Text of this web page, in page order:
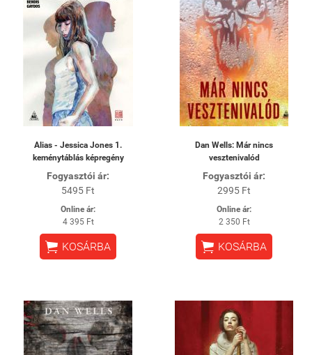
Alias - Jessica Jones 1.
keménytáblás képregény
Fogyasztói ár:
5495 Ft
Online ár:
4 395 Ft
 KOSÁRBA
Dan Wells: Már nincs
vesztenivalód
Fogyasztói ár:
2995 Ft
Online ár:
2 350 Ft
 KOSÁRBA